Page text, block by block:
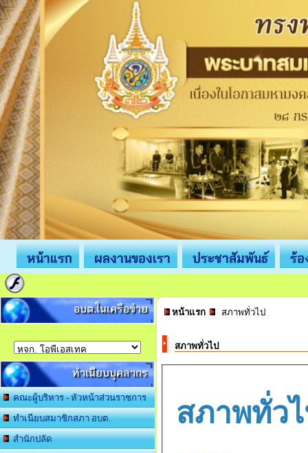
หน้าแรก ผลงานของเรา ประชาสัมพันธ์ ร้
อบต.ในเครือข่าย
ทำเนียบบุคลากร
คณะผู้บริหาร - หัวหน้าส่วนราชการ
ทำเนียบสมาชิกสภา อบต.
สำนักปลัด
หน้าแรก สภาพทั่วไป
สภาพทั่วไป
สภาพทั่ว